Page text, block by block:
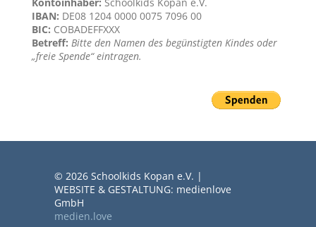
IBAN: DE08 1204 0000 0075 7096 00
BIC: COBADEFFXXX
Betreff: Bitte den Namen des begünstigten Kindes oder
„freie Spende“ eintragen.
© 2026 Schoolkids Kopan e.V. |
WEBSITE & GESTALTUNG: medienlove
GmbH
medien.love